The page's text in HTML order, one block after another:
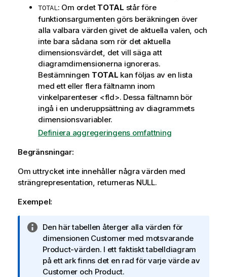
TOTAL: Om ordet TOTAL står före
funktionsargumenten görs beräkningen över
alla valbara värden givet de aktuella valen, och
inte bara sådana som rör det aktuella
dimensionsvärdet, det vill säga att
diagramdimensionerna ignoreras.
Bestämningen TOTAL kan följas av en lista
med ett eller flera fältnamn inom
vinkelparenteser <fld>. Dessa fältnamn bör
ingå i en underuppsättning av diagrammets
dimensionsvariabler.
Definiera aggregeringens omfattning
Begränsningar:
Om uttrycket inte innehåller några värden med
strängrepresentation, returneras NULL.
Exempel:
A
n
t
e
c
Den här tabellen återger alla värden för
dimensionen Customer med motsvarande
Product-värden. I ett faktiskt tabelldiagram
på ett ark finns det en rad för varje värde av
Customer och Product.